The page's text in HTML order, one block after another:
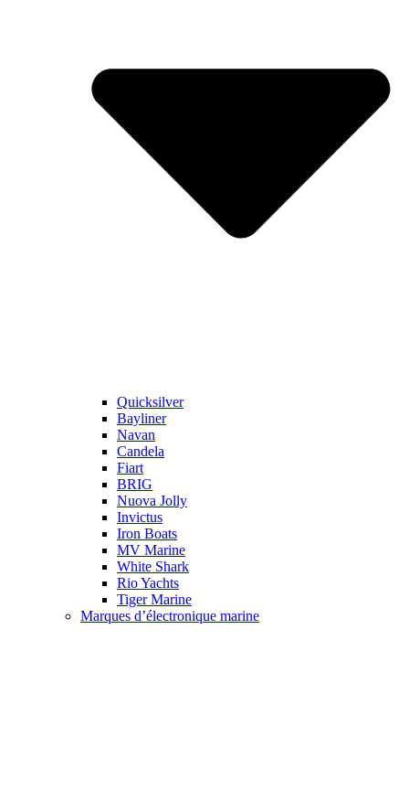
Quicksilver
Bayliner
Navan
Candela
Fiart
BRIG
Nuova Jolly
Invictus
Iron Boats
MV Marine
White Shark
Rio Yachts
Tiger Marine
Marques d’électronique marine